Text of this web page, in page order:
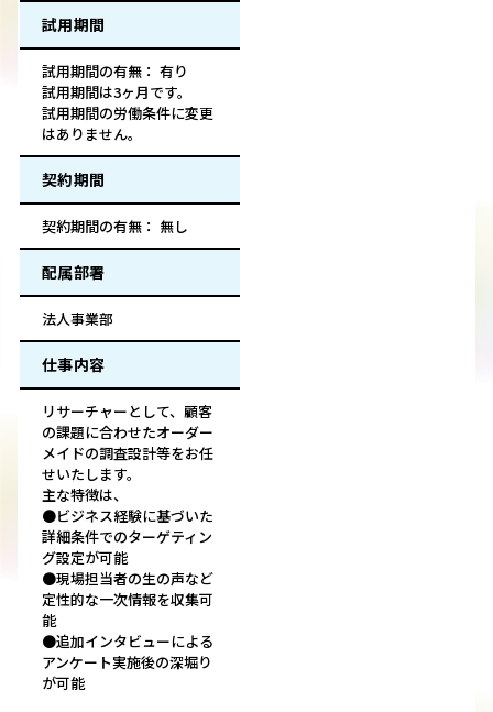
試用期間
試用期間の有無： 有り
試用期間は3ヶ月です。
試用期間の労働条件に変更
はありません。
契約期間
契約期間の有無： 無し
配属部署
法人事業部
仕事内容
リサーチャーとして、顧客
の課題に合わせたオーダー
メイドの調査設計等をお任
せいたします。
主な特徴は、
●ビジネス経験に基づいた
詳細条件でのターゲティン
グ設定が可能
●現場担当者の生の声など
定性的な一次情報を収集可
能
●追加インタビューによる
アンケート実施後の深堀り
が可能